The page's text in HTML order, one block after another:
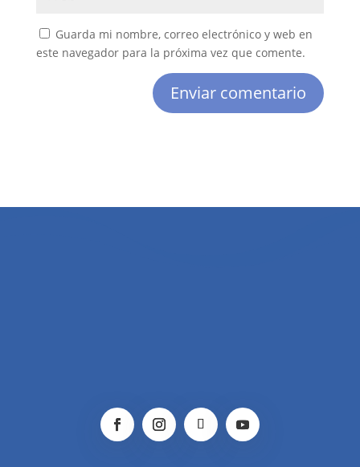
Guarda mi nombre, correo electrónico y web en
este navegador para la próxima vez que comente.